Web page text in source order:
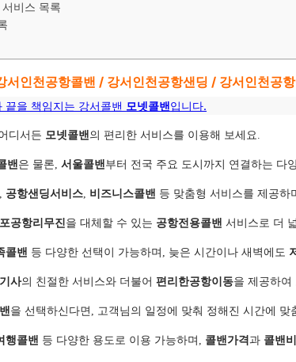
비스 목록
서인천공항콜밴 / 강서인천공항샌딩 / 강서인천공
끝을 책임지는 강서콜밴 모넷콜밴입니다.
디서든 모넷콜밴 의 편리한 서비스를 이용해 보세요.
밴 은 물론,서울콜밴 부터 전국 주요 도시까지 연결하는 다
공항샌딩서비스 비즈니스콜밴 등 맞춤형 서비스를 제공하
공항리무진 을 대체할 수 있는 공항전용콜밴 서비스로 더
콜밴 등 다양한 선택이 가능하며, 늦은 시간이나 새벽에도
사의 친절한 서비스와 더불어편리한공항이동을 제공하여
을 선택하신다면, 고객님의 일정에 맞춰 정해진 시간에 맞
행콜밴 등 다양한 용도로 이용 가능하며, 콜밴가격과 콜밴